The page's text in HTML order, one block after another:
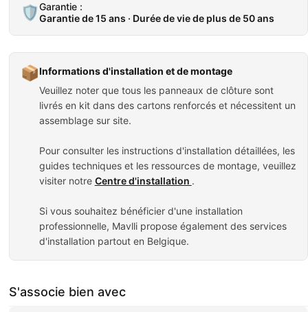
🛡️Garantie :
Garantie de 15 ans · Durée de vie de plus de 50 ans
📦Informations d'installation et de montage
Veuillez noter que tous les panneaux de clôture sont
livrés en kit dans des cartons renforcés et nécessitent un
assemblage sur site.
Pour consulter les instructions d'installation détaillées, les
guides techniques et les ressources de montage, veuillez
visiter notre Centre d'installation .
Si vous souhaitez bénéficier d'une installation
professionnelle, Mavlli propose également des services
d'installation partout en Belgique.
S'associe bien avec